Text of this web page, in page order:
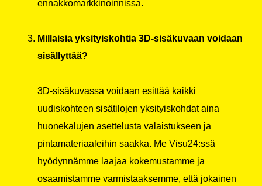
ennakkomarkkinoinnissa.
Millaisia yksityiskohtia 3D-sisäkuvaan voidaan
sisällyttää?
3D-sisäkuvassa voidaan esittää kaikki
uudiskohteen sisätilojen yksityiskohdat aina
huonekalujen asettelusta valaistukseen ja
pintamateriaaleihin saakka. Me Visu24:ssä
hyödynnämme laajaa kokemustamme ja
osaamistamme varmistaaksemme, että jokainen